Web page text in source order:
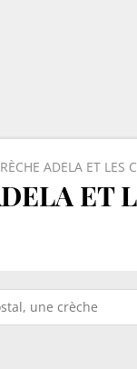
ADELA ET LES
ET